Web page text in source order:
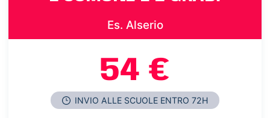
Es. Alserio
54 €
INVIO ALLE SCUOLE ENTRO 72H